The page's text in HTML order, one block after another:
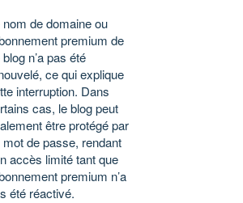
nom de domaine ou
premium de
n’a pas été
ce qui explique
interruption. Dans
cas, le blog peut
être protégé par
mot de passe, rendant
accès limité tant que
premium n’a
été réactivé.